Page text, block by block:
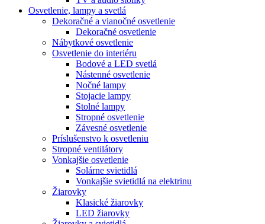
Osvetlenie, lampy a svetlá
Dekoračné a vianočné osvetlenie
Dekoračné osvetlenie
Nábytkové osvetlenie
Osvetlenie do interiéru
Bodové a LED svetlá
Nástenné osvetlenie
Nočné lampy
Stojacie lampy
Stolné lampy
Stropné osvetlenie
Závesné osvetlenie
Príslušenstvo k osvetleniu
Stropné ventilátory
Vonkajšie osvetlenie
Solárne svietidlá
Vonkajšie svietidlá na elektrinu
Žiarovky
Klasické žiarovky
LED žiarovky